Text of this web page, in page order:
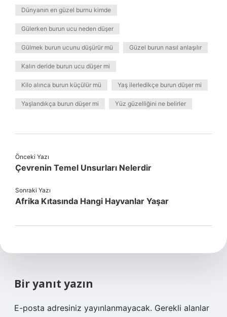
Dünyanın en güzel burnu kimde
Gülerken burun ucu neden düşer
Gülmek burun ucunu düşürür mü Güzel burun nasıl anlaşılır
Kalın deride burun ucu düşer mi
Kilo alınca burun küçülür mü Yaş ilerledikçe burun düşer mi
Yaşlandıkça burun düşer mi Yüz güzelliğini ne belirler
Önceki Yazı
Çevrenin Temel Unsurları Nelerdir
Sonraki Yazı
Afrika Kıtasında Hangi Hayvanlar Yaşar
Bir yanıt yazın
E-posta adresiniz yayınlanmayacak. Gerekli alanlar